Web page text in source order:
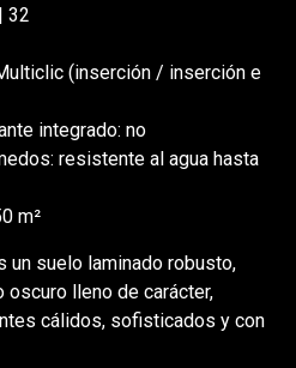
32
(inserción / inserción e
integrado: no
resistente al agua hasta
m²
un suelo laminado robusto,
oscuro lleno de carácter,
cálidos, sofisticados y con